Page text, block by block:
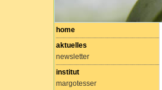
home
aktuelles
newsletter
institut
margotesser